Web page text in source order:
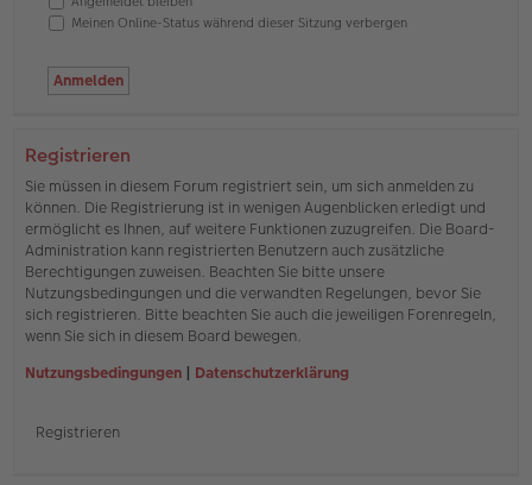
Meinen Online-Status während dieser Sitzung verbergen
Registrieren
Sie müssen in diesem Forum registriert sein, um sich anmelden zu
können. Die Registrierung ist in wenigen Augenblicken erledigt und
ermöglicht es Ihnen, auf weitere Funktionen zuzugreifen. Die Board-
Administration kann registrierten Benutzern auch zusätzliche
Berechtigungen zuweisen. Beachten Sie bitte unsere
Nutzungsbedingungen und die verwandten Regelungen, bevor Sie
sich registrieren. Bitte beachten Sie auch die jeweiligen Forenregeln,
wenn Sie sich in diesem Board bewegen.
Nutzungsbedingungen | Datenschutzerklärung
Registrieren